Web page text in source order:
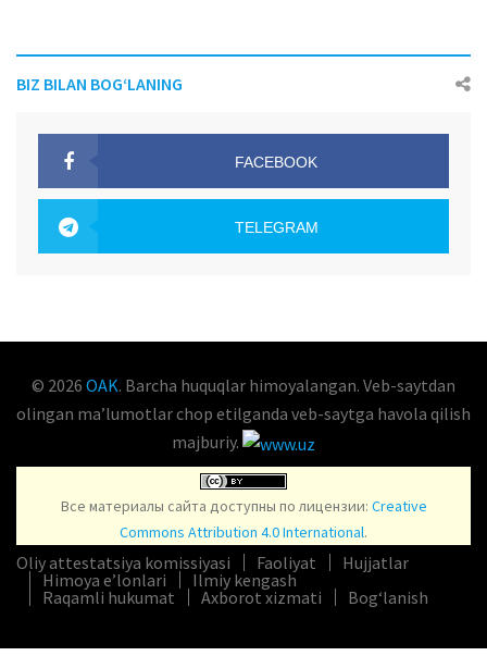
BIZ BILAN BOG‘LANING
FACEBOOK
TELEGRAM
© 2026 OAK. Barcha huquqlar himoyalangan. Veb-saytdan
olingan maʼlumotlar chop etilganda veb-saytga havola qilish
majburiy.
Все материалы сайта доступны по лицензии: Creative
Commons Attribution 4.0 International.
Oliy attestatsiya komissiyasi Faoliyat
Hujjatlar
Himoya e’lonlari
Ilmiy kengash
Raqamli hukumat
Axborot xizmati Bog‘lanish